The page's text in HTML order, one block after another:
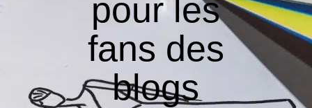
pour les
fans des
blogs